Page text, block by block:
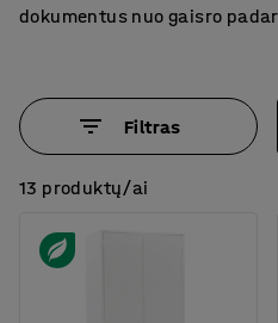
dokumentus nuo gaisro
Filtras
13 produktų/ai